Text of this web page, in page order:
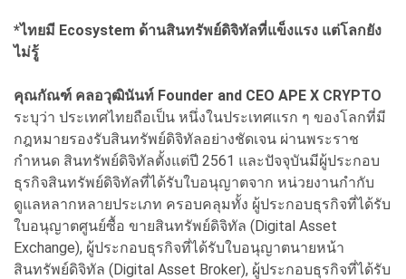
*ไทยมี Ecosystem ด้านสินทรัพย์ดิจิทัลที่แข็งแรง แต่โลกยัง
ไม่รู้
คุณกัณฑ์ คลอวุฒินันท์ Founder and CEO APE X CRYPTO
ระบุว่า ประเทศไทยถือเป็น หนึ่งในประเทศแรก ๆ ของโลกที่มี
กฎหมายรองรับสินทรัพย์ดิจิทัลอย่างชัดเจน ผ่านพระราช
กำหนด สินทรัพย์ดิจิทัลตั้งแต่ปี 2561 และปัจจุบันมีผู้ประกอบ
ธุรกิจสินทรัพย์ดิจิทัลที่ได้รับใบอนุญาตจาก หน่วยงานกำกับ
ดูแลหลากหลายประเภท ครอบคลุมทั้ง ผู้ประกอบธุรกิจที่ได้รับ
ใบอนุญาตศูนย์ซื้อ ขายสินทรัพย์ดิจิทัล (Digital Asset
Exchange), ผู้ประกอบธุรกิจที่ได้รับใบอนุญาตนายหน้า
สินทรัพย์ดิจิทัล (Digital Asset Broker), ผู้ประกอบธุรกิจที่ได้รับ